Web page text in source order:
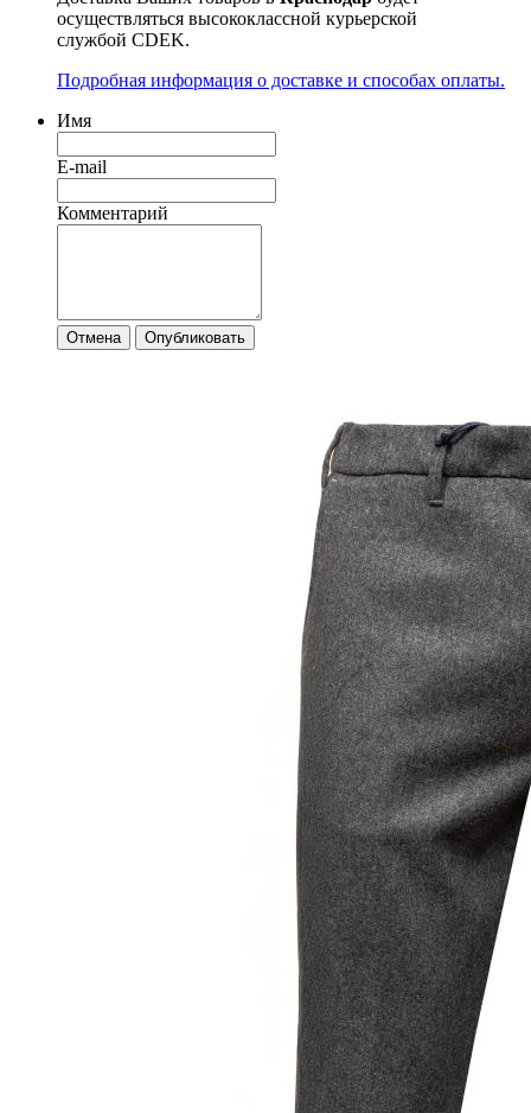
осуществляться высококлассной курьерской
службой CDEK.
Подробная информация о доставке и способах оплаты.
Имя
E-mail
Комментарий
Отмена Опубликовать